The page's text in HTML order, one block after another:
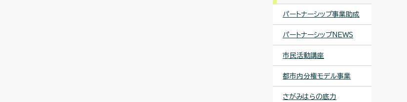
パートナーシップ事業助成
パートナーシップNEWS
市民活動講座
都市内分権モデル事業
さがみはらの底力